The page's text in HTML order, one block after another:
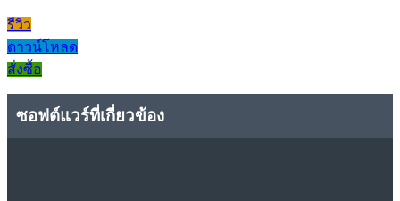
รีวิว
ดาวน์โหลด
สั่งซื้อ
ซอฟต์แวร์ที่เกี่ยวข้อง